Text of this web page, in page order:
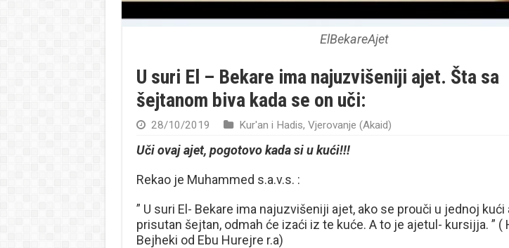
ElBekareAjet
U suri El – Bekare ima najuzvišeniji ajet. Šta sa
šejtanom biva kada se on uči:
28/10/2019 Kur'an i Hadis, Vjerovanje (Akaid)
Uči ovaj ajet, pogotovo kada si u kući!!!
Rekao je Muhammed s.a.v.s. :
” U suri El- Bekare ima najuzvišeniji ajet, ako se prouči u jednoj kući
prisutan šejtan, odmah će izaći iz te kuće. A to je ajetul- kursijja. ” (
Bejheki od Ebu Hurejre r.a)